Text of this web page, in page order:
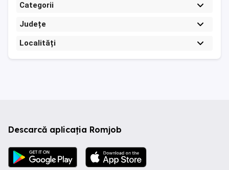
Categorii
Județe
Localități
Descarcă aplicația Romjob